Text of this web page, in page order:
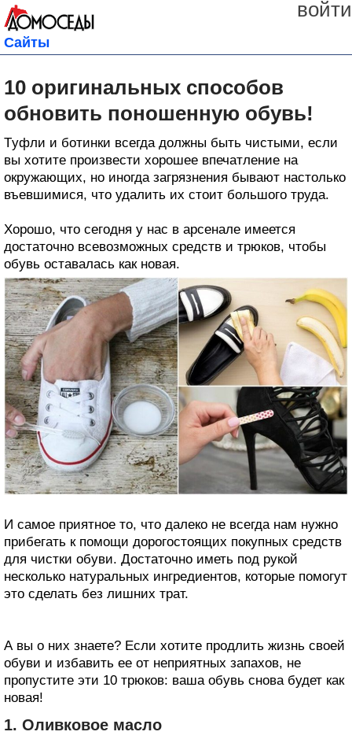
войти
Сайты
10 оригинальных способов
обновить поношенную обувь!
Tуфли и ботинки всегда должны быть чистыми, если
вы хотите произвести хорошее впечатление на
окружающих, но иногда загрязнения бывают настолько
въевшимися, что удалить их стоит большого труда.
Хорошо, что сегодня у нас в арсенале имеется
достаточно всевозможных средств и трюков, чтобы
обувь оставалась как новая.
И самое приятное то, что далеко не всегда нам нужно
прибегать к помощи дорогостоящих покупных средств
для чистки обуви. Достаточно иметь под рукой
несколько натуральных ингредиентов, которые помогут
это сделать без лишних трат.
А вы о них знаете? Если хотите продлить жизнь своей
обуви и избавить ее от неприятных запахов, не
пропустите эти 10 трюков: ваша обувь снова будет как
новая!
1. Оливковое масло